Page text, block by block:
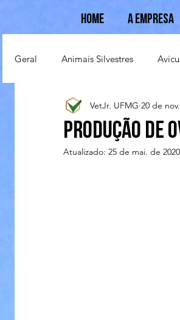
Home A Empresa
Geral Animais Silvestres
Suinocultura Ovinocultura
Produção de
VetJr. UFMG 20 de
Atualizado: 25 de mai. de 2020